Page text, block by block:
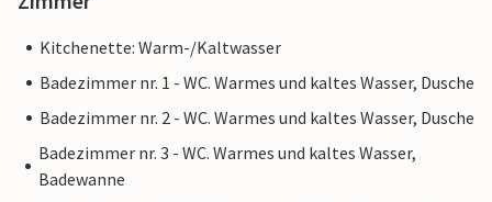
Kitchenette: Warm-/Kaltwasser
Badezimmer nr. 1 - WC. Warmes und kaltes Wasser, Dusche
Badezimmer nr. 2 - WC. Warmes und kaltes Wasser, Dusche
Badezimmer nr. 3 - WC. Warmes und kaltes Wasser,
Badewanne